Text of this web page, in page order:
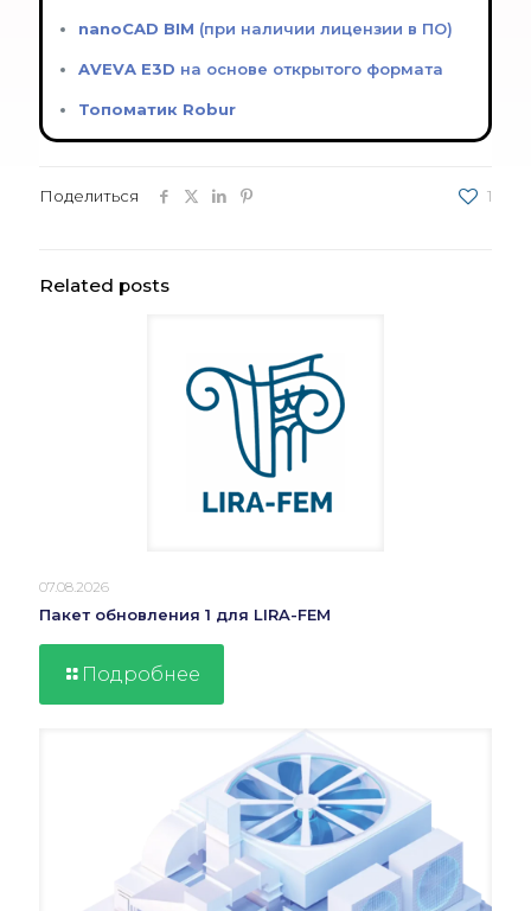
nanoCAD BIM (при наличии лицензии в ПО)
AVEVA E3D на основе открытого формата
Топоматик Robur
Поделиться 1
Related posts
07.08.2026
Пакет обновления 1 для LIRA-FEM
Подробнее